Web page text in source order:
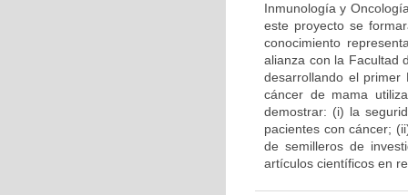
Inmunología y
este proyecto se
conocimiento
alianza con la Facultad
desarrollando el primer
cáncer de mama
demostrar: (i) la
pacientes con cáncer;
de semilleros de
artículos científicos en